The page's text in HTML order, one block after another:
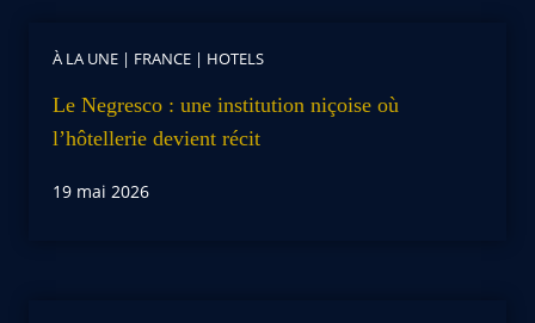
À LA UNE | FRANCE | HOTELS
Le Negresco : une institution niçoise où
l’hôtellerie devient récit
19 mai 2026